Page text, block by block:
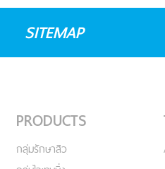
SITEMAP
PRODUCTS
กลุ่มรักษาสิว